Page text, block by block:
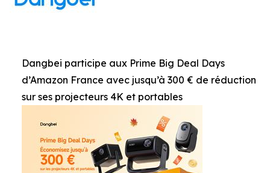
Dangbei participe aux Prime Big Deal Days
d’Amazon France avec jusqu’à 300 € de réduction
sur ses projecteurs 4K et portables